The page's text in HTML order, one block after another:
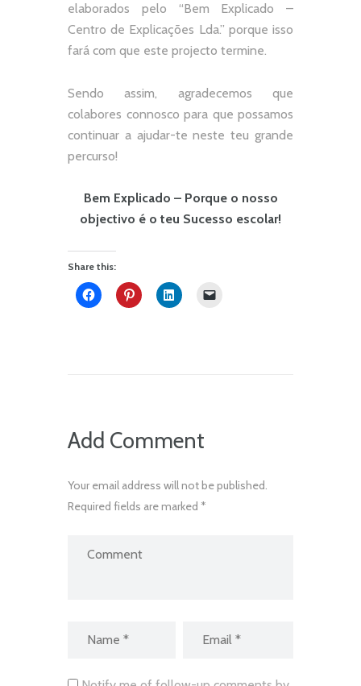
elaborados pelo “Bem Explicado –
Centro de Explicações Lda.” porque isso
fará com que este projecto termine.
Sendo assim, agradecemos que
colabores connosco para que possamos
continuar a ajudar-te neste teu grande
percurso!
Bem Explicado – Porque o nosso
objectivo é o teu Sucesso escolar!
Share this:
Add Comment
Your email address will not be published.
Required fields are marked *